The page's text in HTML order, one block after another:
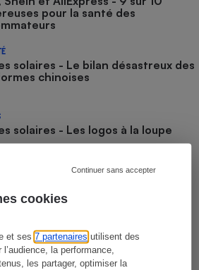
cookies
et ses7 partenaires utilisent des
la performance,
les partager, optimiser la
Continuer sans accepter
pour la santé des
solaires - Le bilan désastreux des
chinoises
solaires - Les logos à la loupe
solaires - Le protocole
NOUS TESTONS
solaires visage - Le protocole